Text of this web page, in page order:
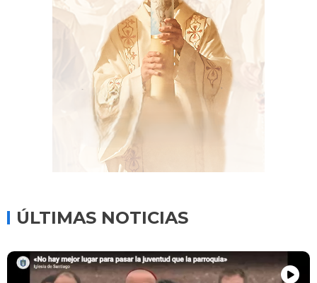
ÚLTIMAS NOTICIAS